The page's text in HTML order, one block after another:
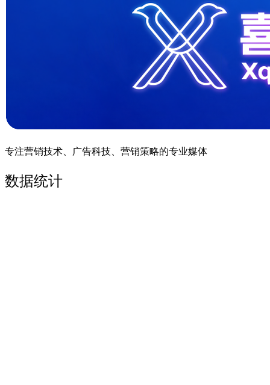
专注营销技术、广告科技、营销策略的专业媒体
数据统计